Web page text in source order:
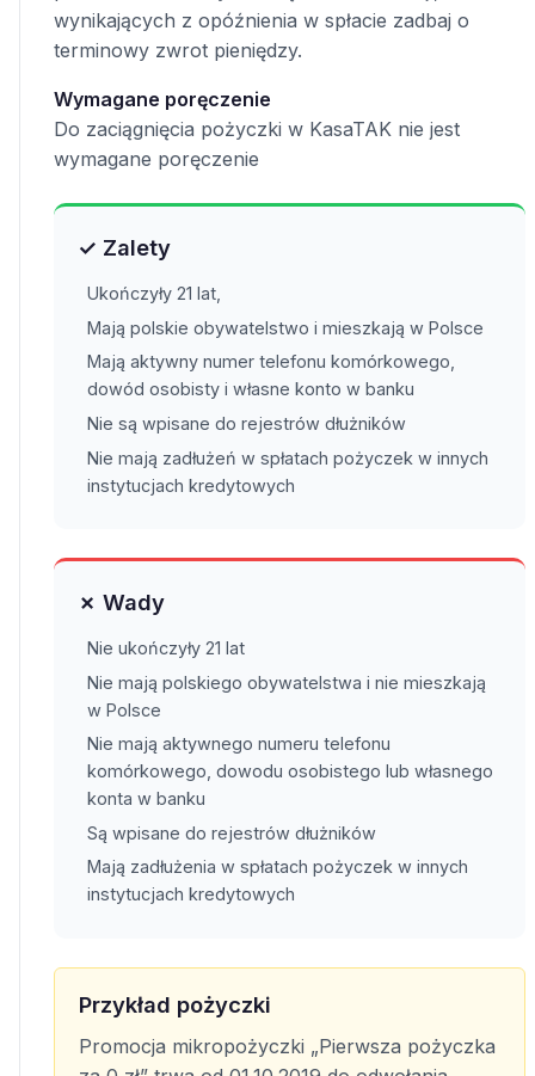
wynikających z opóźnienia w spłacie zadbaj o
terminowy zwrot pieniędzy.
Wymagane poręczenie
Do zaciągnięcia pożyczki w KasaTAK nie jest
wymagane poręczenie
✓ Zalety
Ukończyły 21 lat,
Mają polskie obywatelstwo i mieszkają w Polsce
Mają aktywny numer telefonu komórkowego,
dowód osobisty i własne konto w banku
Nie są wpisane do rejestrów dłużników
Nie mają zadłużeń w spłatach pożyczek w innych
instytucjach kredytowych
✗ Wady
Nie ukończyły 21 lat
Nie mają polskiego obywatelstwa i nie mieszkają
w Polsce
Nie mają aktywnego numeru telefonu
komórkowego, dowodu osobistego lub własnego
konta w banku
Są wpisane do rejestrów dłużników
Mają zadłużenia w spłatach pożyczek w innych
instytucjach kredytowych
Przykład pożyczki
Promocja mikropożyczki „Pierwsza pożyczka